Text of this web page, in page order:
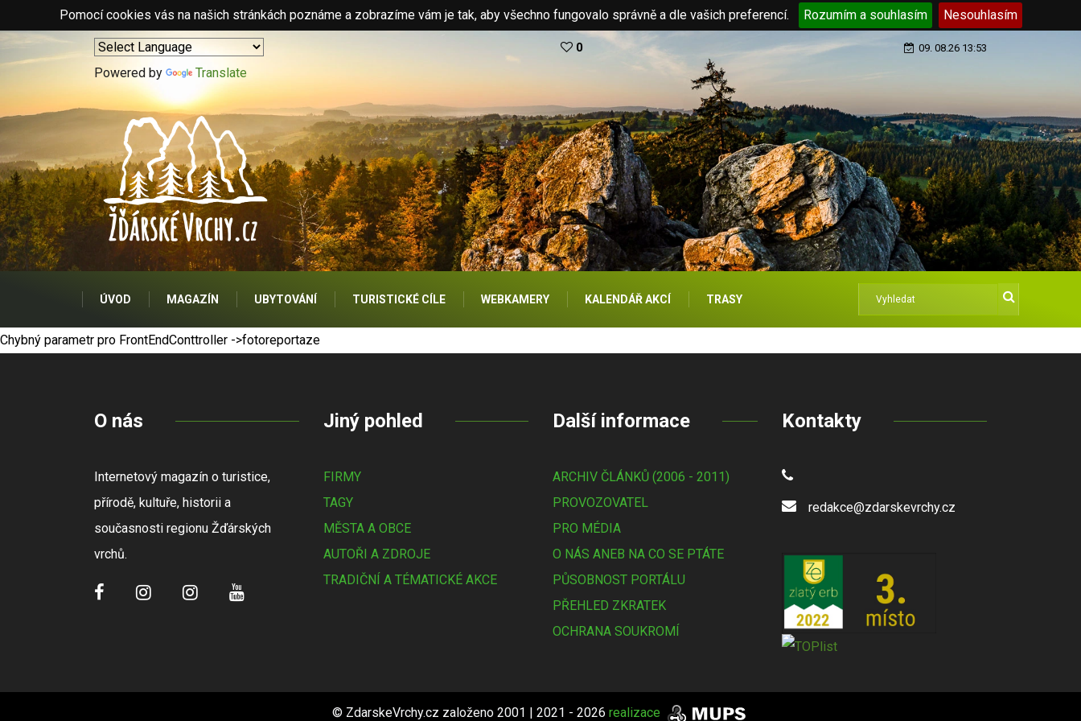
Pomocí cookies vás na našich stránkách poznáme a zobrazíme vám je tak, aby všechno fungovalo správně a dle vašich preferencí. Rozumím a souhlasím Nesouhlasím
Powered by Translate
0 09. 08.26 13:53
ÚVOD MAGAZÍN UBYTOVÁNÍ TURISTICKÉ CÍLE WEBKAMERY KALENDÁŘ AKCÍ TRASY
Chybný parametr pro FrontEndConttroller ->fotoreportaze
O nás
Internetový magazín o turistice,
přírodě, kultuře, historii a
současnosti regionu Žďárských
vrchů.
Jiný pohled
FIRMY
TAGY
MĚSTA A OBCE
AUTOŘI A ZDROJE
TRADIČNÍ A TÉMATICKÉ AKCE
Další informace
ARCHIV ČLÁNKŮ (2006 - 2011)
PROVOZOVATEL
PRO MÉDIA
O NÁS ANEB NA CO SE PTÁTE
PŮSOBNOST PORTÁLU
PŘEHLED ZKRATEK
OCHRANA SOUKROMÍ
Kontakty
redakce@zdarskevrchy.cz
© ZdarskeVrchy.cz založeno 2001 | 2021 - 2026 realizace